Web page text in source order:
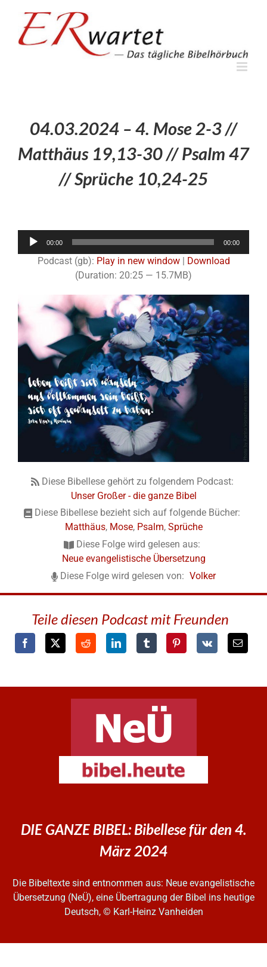
springen
04.03.2024 – 4. Mose 2-3 //
Matthäus 19,13-30 // Psalm 47
// Sprüche 10,24-25
Audio-
00:00 00:00
Podcast (gb): Play in new window|
Download
(Duration: 20:25 — 15.7MB)
Diese Bibellese gehört zu folgendem Podcast:
Unser Großer - die ganze Bibel
Diese Bibellese bezieht sich auf folgende Bücher:
Matthäus, Mose, Psalm, Sprüche
Diese Folge wird gelesen aus:
Neue evangelistische Übersetzung
Diese Folge wird gelesen von: Volker
Teile diesen Podcast mit Freunden
DIE GANZE BIBEL: Bibellese für den 4.
März 2024
Die Bibeltexte sind entnommen aus: Neue evangelistische
Übersetzung (NeÜ), eine Übertragung der Bibel ins heutige
Deutsch, © Karl-Heinz Vanheiden